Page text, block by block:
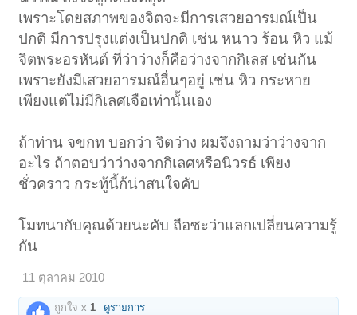
เพราะโดยสภาพของจิตจะมีการเสวยอารมณ์เป็น
ปกติ มีการปรุงแต่งเป็นปกติ เช่น หนาว ร้อน หิว แม้
จิตพระอรหันต์ ที่ว่าว่างก็คือว่างจากกิเลส เช่นกัน
เพราะยังมีเสวยอารมณ์อื่นๆอยู่ เช่น หิว กระหาย
เพียงแต่ไม่มีกิเลศเจือเท่านั้นเอง
ถ้าท่าน จขกท บอกว่า จิตว่าง ผมจึงถามว่าว่างจาก
อะไร ถ้าตอบว่าว่างจากกิเลศหรือนิวรธ์ เพียง
ชั่วคราว กระทู้นี้ก้น่าสนใจคับ
โมทนากับคุณด้วยนะคับ ถือซะว่าแลกเปลี่ยนความรู้
กัน
11 ตุลาคม 2010
ถูกใจ x1 ดูรายการ